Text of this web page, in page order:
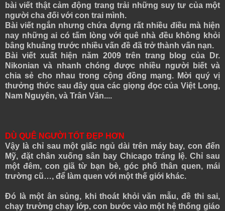
bài viết thật cảm động trang trải những suy tư của một
người cha đối với con trai mình.
Bài viết ngắn nhưng chứa đựng rất nhiều điều mà hiện
nay những ai có tấm lòng với quê nhà đều không khỏi
bâng khuâng trước nhiều vấn đề đã trở thành vấn nạn.
Bài viết xuất hiện năm 2009 trên trang blog của Dr.
Nikonian và nhanh chóng được nhiều người biết và
chia sẻ cho nhau trong cộng đồng mạng. Mời quý vị
thưởng thức sau đây qua các giọng đọc của Việt Long,
Nam Nguyên, và Trân Văn....
DÙ QUÊ NGƯỜI TỐT ĐẸP HƠN
Vậy là chỉ sau một giấc ngủ dài trên máy bay, con đến
Mỹ, đặt chân xuống sân bay Chicago tráng lệ. Chỉ sau
một đêm, con giã từ bạn bè, góc phố thân quen, mái
trường cũ…, để làm quen với một thế giới khác.
Đó là một ân sủng, khi thoát khỏi văn mẫu, đề thi sai,
chạy trường chạy lớp, con bước vào một hệ thống giáo